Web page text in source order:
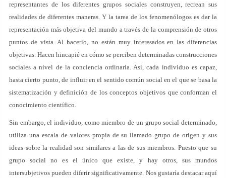
representantes de los diferentes grupos sociales construyen, recrean sus
realidades de diferentes maneras. Y la tarea de los fenomenólogos es dar la
representación más objetiva del mundo a través de la comprensión de otros
puntos de vista. Al hacerlo, no están muy interesados en las diferencias
objetivas. Hacen hincapié en cómo se perciben determinadas construcciones
sociales a nivel de la conciencia ordinaria. Así, cada individuo es capaz,
hasta cierto punto, de influir en el sentido común social en el que se basa la
sistematización y definición de los conceptos objetivos que conforman el
conocimiento científico.
Sin embargo, el individuo, como miembro de un grupo social determinado,
utiliza una escala de valores propia de su llamado grupo de origen y sus
ideas sobre la realidad son similares a las de sus miembros. Puesto que su
grupo social no es el único que existe, y hay otros, sus mundos
intersubjetivos pueden diferir significativamente. Nos gustaría destacar aquí